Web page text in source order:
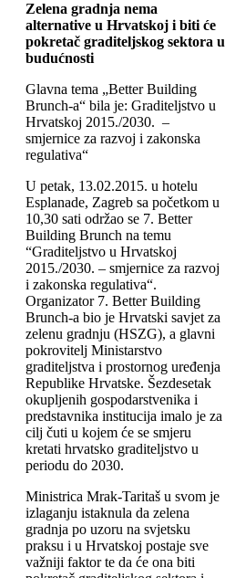
Zelena gradnja nema
alternative u Hrvatskoj i biti će
pokretač graditeljskog sektora u
budućnosti
Glavna tema „Better Building
Brunch-a“ bila je: Graditeljstvo u
Hrvatskoj 2015./2030. –
smjernice za razvoj i zakonska
regulativa“
U petak, 13.02.2015. u hotelu
Esplanade, Zagreb sa početkom u
10,30 sati održao se 7. Better
Building Brunch na temu
“Graditeljstvo u Hrvatskoj
2015./2030. – smjernice za razvoj
i zakonska regulativa“.
Organizator 7. Better Building
Brunch-a bio je Hrvatski savjet za
zelenu gradnju (HSZG), a glavni
pokrovitelj Ministarstvo
graditeljstva i prostornog uređenja
Republike Hrvatske. Šezdesetak
okupljenih gospodarstvenika i
predstavnika institucija imalo je za
cilj čuti u kojem će se smjeru
kretati hrvatsko graditeljstvo u
periodu do 2030.
Ministrica Mrak-Taritaš u svom je
izlaganju istaknula da zelena
gradnja po uzoru na svjetsku
praksu i u Hrvatskoj postaje sve
važniji faktor te da će ona biti